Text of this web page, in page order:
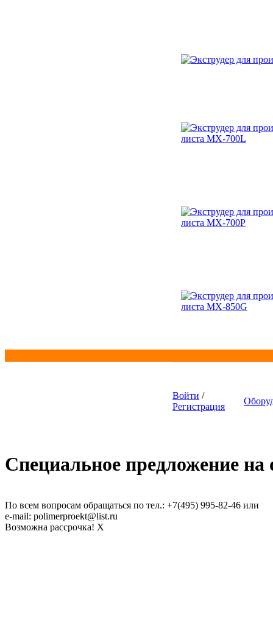
Войти /
Регистрация
Специальное предложение на
По всем вопросам обращаться по тел.: +7(495) 995-82-46 или
e-mail: polimerproekt@list.ru
Возможна рассрочка! X